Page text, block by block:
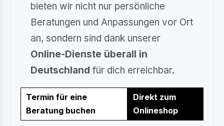
bieten wir nicht nur persönliche
Beratungen und Anpassungen vor Ort
an, sondern sind dank unserer
Online-Dienste überall in
Deutschland für dich erreichbar.
Termin für eine
Beratung buchen
Direkt zum
Onlineshop